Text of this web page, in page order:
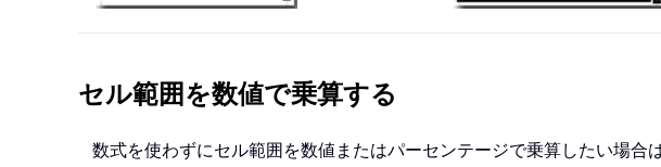
セル範囲を数値で乗算する
数式を使わずにセル範囲を数値またはパーセンテージで乗算したい場